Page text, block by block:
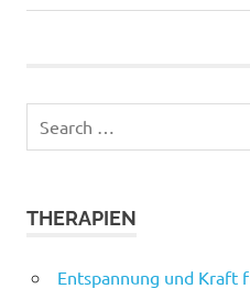
navigation
Post:
for:
THERAPIEN
Entspannung und Kraft